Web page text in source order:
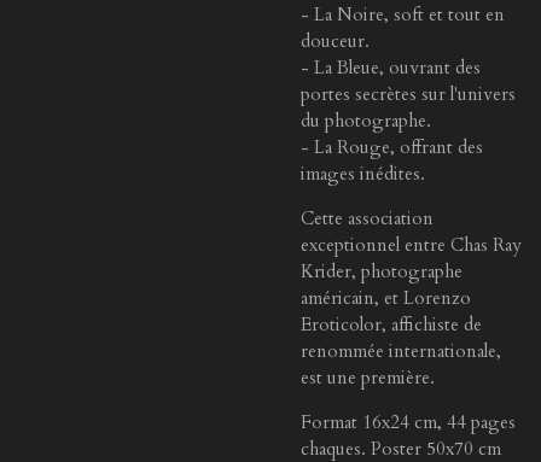
- La Noire, soft et tout en
douceur.
- La Bleue, ouvrant des
portes secrètes sur l'univers
du photographe.
- La Rouge, offrant des
images inédites.
Cette association
exceptionnel entre Chas Ray
Krider, photographe
américain, et Lorenzo
Eroticolor, affichiste de
renommée internationale,
est une première.
Format 16x24 cm, 44 pages
chaques. Poster 50x70 cm